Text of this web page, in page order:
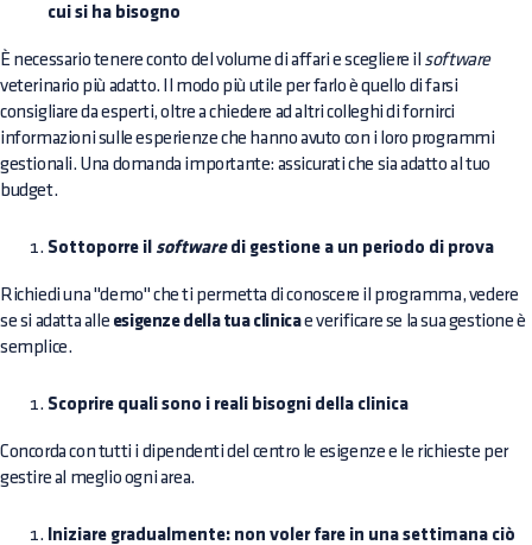
cui si ha bisogno
È necessario tenere conto del volume di affari e scegliere il software
veterinario più adatto. Il modo più utile per farlo è quello di farsi
consigliare da esperti, oltre a chiedere ad altri colleghi di fornirci
informazioni sulle esperienze che hanno avuto con i loro programmi
gestionali. Una domanda importante: assicurati che sia adatto al tuo
budget.
Sottoporre il softwaredi gestione a un periodo di prova
Richiedi una "demo" che ti permetta di conoscere il programma, vedere
se si adatta alle esigenze della tua clinicae verificare se la sua gestione è
semplice.
Scoprire quali sono i reali bisogni della clinica
Concorda con tutti i dipendenti del centro le esigenze e le richieste per
gestire al meglio ogni area.
Iniziare gradualmente: non voler fare in una settimana ciò